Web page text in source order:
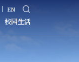
EN
校园生活